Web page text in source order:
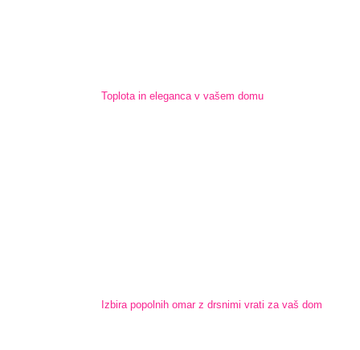
Toplota in eleganca v vašem domu
Izbira popolnih omar z drsnimi vrati za vaš dom